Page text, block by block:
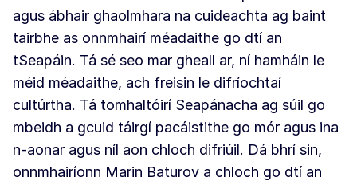
agus ábhair ghaolmhara na cuideachta ag baint
tairbhe as onnmhairí méadaithe go dtí an
tSeapáin. Tá sé seo mar gheall ar, ní hamháin le
méid méadaithe, ach freisin le difríochtaí
cultúrtha. Tá tomhaltóirí Seapánacha ag súil go
mbeidh a gcuid táirgí pacáistithe go mór agus ina
n-aonar agus níl aon chloch difriúil. Dá bhrí sin,
onnmhairíonn Marin Baturov a chloch go dtí an